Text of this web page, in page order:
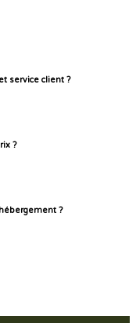
service client ?
?
?